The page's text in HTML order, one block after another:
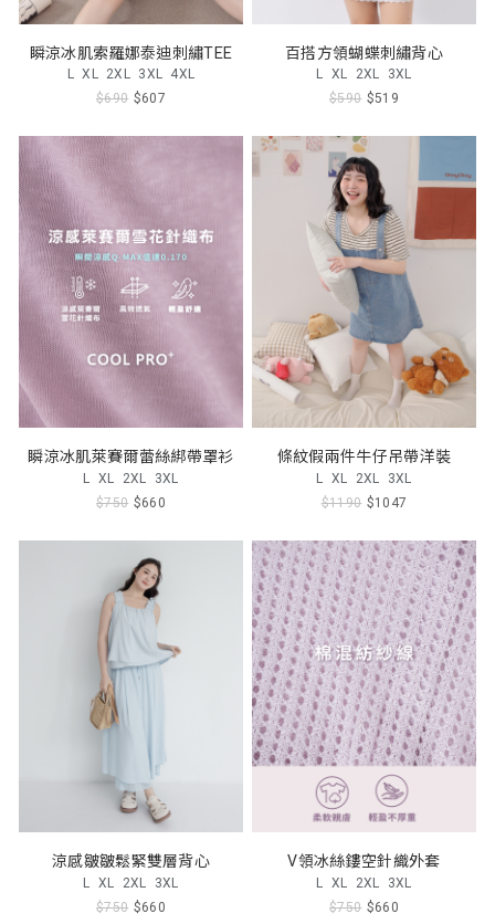
瞬涼冰肌索羅娜泰迪刺繡TEE
L XL 2XL 3XL 4XL
$690 $607
百搭方領蝴蝶刺繡背心
L XL 2XL 3XL
$590 $519
瞬涼冰肌萊賽爾蕾絲綁帶罩衫
L XL 2XL 3XL
$750 $660
條紋假兩件牛仔吊帶洋裝
L XL 2XL 3XL
$1190 $1047
涼感皺皺鬆緊雙層背心
L XL 2XL 3XL
$750 $660
V領冰絲鏤空針織外套
L XL 2XL 3XL
$750 $660